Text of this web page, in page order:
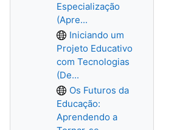
Especialização
(Apre...
Iniciando um
Projeto Educativo
com Tecnologias
(De...
Os Futuros da
Educação:
Aprendendo a